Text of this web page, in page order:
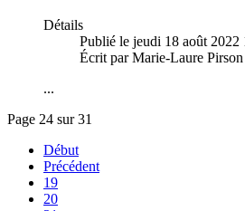
Détails
Publié le jeudi 18 août 2022
Écrit par Marie-Laure Pirson
...
Page 24 sur 31
Début
Précédent
19
20